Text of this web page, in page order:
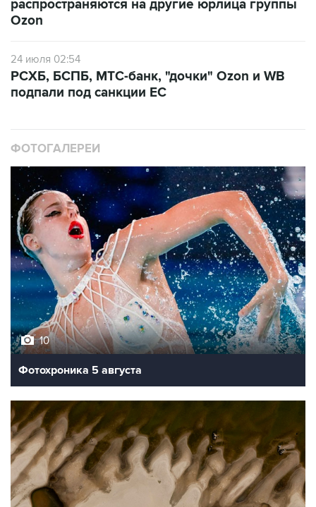
подпали под санкции ЕС
10
Фотохроника 5 августа